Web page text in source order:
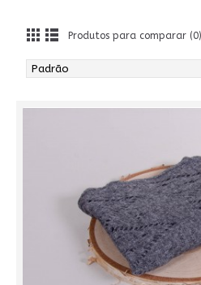
Produtos para comparar (0)